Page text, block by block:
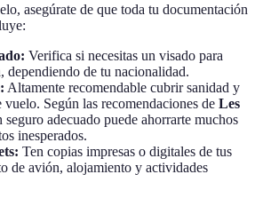
asegúrate de que toda tu documentación
Verifica si necesitas un visado para
dependiendo de tu nacionalidad.
Altamente recomendable cubrir sanidad y
vuelo. Según las recomendaciones de Les
seguro adecuado puede ahorrarte muchos
inesperados.
Ten copias impresas o digitales de tus
de avión, alojamiento y actividades